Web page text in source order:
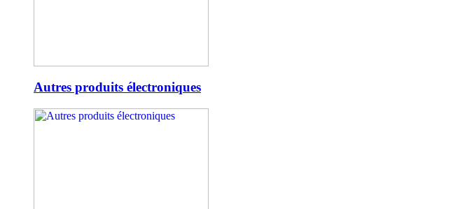
Autres produits électroniques